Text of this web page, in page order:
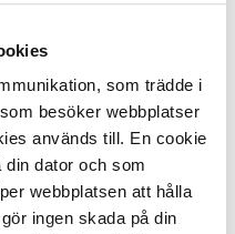
som trädde i
besöker webbplatser
används till. En cookie
dator och som
webbplatsen att hålla
ingen skada på din